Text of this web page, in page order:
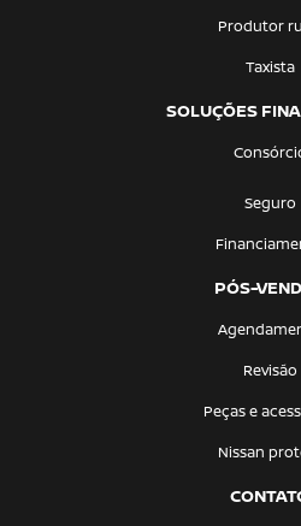
Produtor
Taxista
SOLUÇÕES
Seguro
PÓS-
Revisão
Peças e
Nissan